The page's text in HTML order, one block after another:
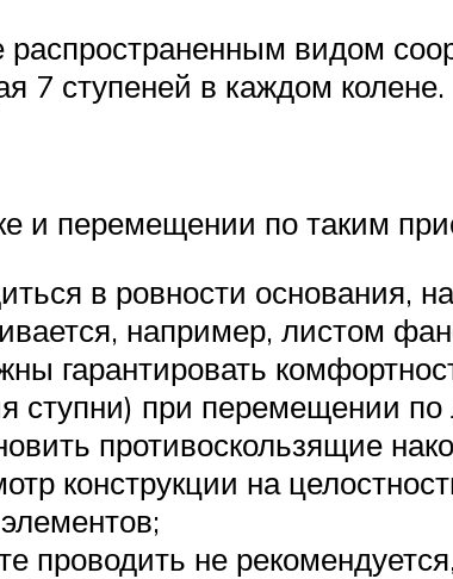
видом
7 ступеней в каждом колене.
и перемещении по таким
в ровности основания,
например, листом
гарантировать
ступни) при перемещении по
противоскользящие
конструкции на
не